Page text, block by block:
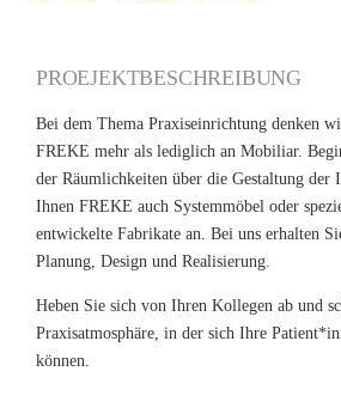
PROEJEKTBESCHREIBUNG
Bei dem Thema Praxiseinrichtung denken
FREKE mehr als lediglich an Mobiliar.
der Räumlichkeiten über die Gestaltung der
Ihnen FREKE auch Systemmöbel oder
entwickelte Fabrikate an. Bei uns erhalten
Planung, Design und Realisierung.
Heben Sie sich von Ihren Kollegen ab und
Praxisatmosphäre, in der sich Ihre
können.